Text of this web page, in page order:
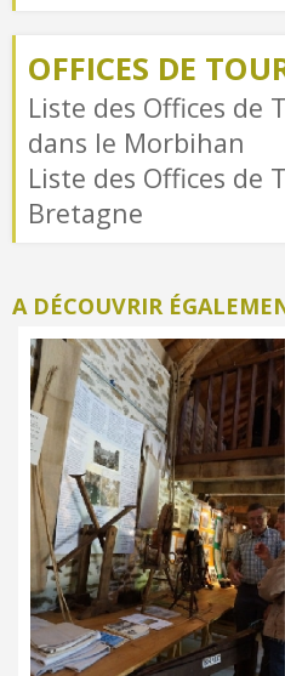
OFFICES DE
Liste des Offices de
dans le Morbihan
Liste des Offices
Bretagne
A DÉCOUVRIR